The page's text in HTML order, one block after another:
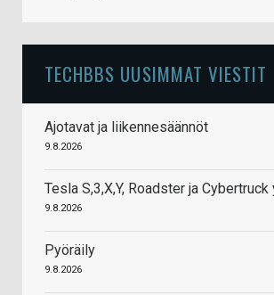
TECHBBS UUSIMMAT VIESTIT
Ajotavat ja liikennesäännöt
9.8.2026
Tesla S,3,X,Y, Roadster ja
9.8.2026
Pyöräily
9.8.2026